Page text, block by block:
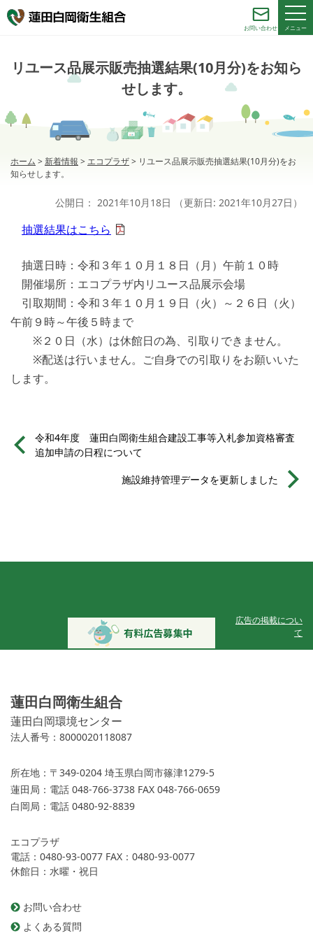
お問い合わせ メニュー
リユース品展示販売抽選結果(10月分)をお知ら
せします。
ホーム > 新着情報 > エコプラザ> リユース品展示販売抽選結果(10月分)をお
知らせします。
公開日： 2021年10月18日 （更新日: 2021年10月27日 ）
抽選結果はこちら
抽選日時：令和３年１０月１８日（月）午前１０時
開催場所：エコプラザ内リユース品展示会場
引取期間：令和３年１０月１９日（火）～２６日（火）
午前９時～午後５時まで
※２０日（水）は休館日の為、引取りできません。
※配送は行いません。ご自身での引取りをお願いいた
します。
令和4年度 蓮田白岡衛生組合建設工事等入札参加資格審査
追加申請の日程について
施設維持管理データを更新しました
広告の掲載につい
て
蓮田白岡衛生組合
蓮田白岡環境センター
法人番号：8000020118087
所在地： 〒349-0204 埼玉県白岡市篠津1279-5
蓮田局： 電話 048-766-3738 FAX 048-766-0659
白岡局： 電話 0480-92-8839
エコプラザ
電話：0480-93-0077 FAX：0480-93-0077
休館日：水曜・祝日
お問い合わせ
よくある質問